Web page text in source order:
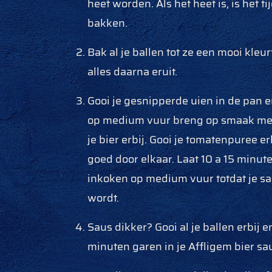
heet worden. Als het heet is, is het
bakken.
Bak al je ballen tot ze een mooi
alles daarna eruit.
Gooi je gesnipperde uien in de pan
op medium vuur breng op smaak
je bier erbij. Gooi je tomatenpuree
goed door elkaar. Laat 10 a 15
inkoken op medium vuur totdat je
wordt.
Saus dikker? Gooi al je ballen erbij
minuten garen in je Affligem bier